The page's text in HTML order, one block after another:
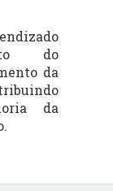
do
da
da